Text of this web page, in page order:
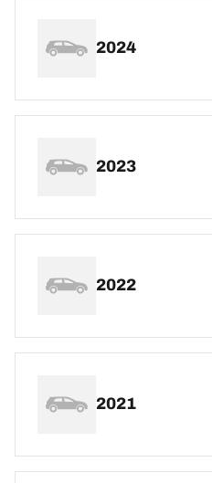
2024
2023
2022
2021